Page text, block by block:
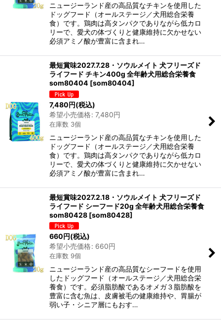
ニュージーランド産の高品質なチキンを使用した
ドッグフード（オールステージ／犬用総合栄養
食）です。鶏肉は高タンパクでありながら低カロ
リーで、愛犬の体づくりと健康維持に欠かせない
必須アミノ酸が豊富に含まれ…
最短賞味2027.7.28・ソウルメイト 犬フリーズド
ライフード チキン400g 全年齢犬用総合栄養食
som80404 [som80404]
7,480円(税込)
希望小売価格: 7,480円
在庫数 3個
ニュージーランド産の高品質なチキンを使用した
ドッグフード（オールステージ／犬用総合栄養
食）です。鶏肉は高タンパクでありながら低カロ
リーで、愛犬の体づくりと健康維持に欠かせない
必須アミノ酸が豊富に含まれ…
最短賞味2027.2.18・ソウルメイト 犬フリーズド
ライフード シーフード20g 全年齢犬用総合栄養食
som80428 [som80428]
660円(税込)
希望小売価格: 660円
在庫数 9個
ニュージーランド産の高品質なシーフードを使用
したドッグフード（オールステージ／犬用総合栄
養食）です。必須脂肪酸であるオメガ３脂肪酸を
豊富に含む魚は、皮膚被毛の健康維持や、胃腸が
弱い子・シニア層にもおす…